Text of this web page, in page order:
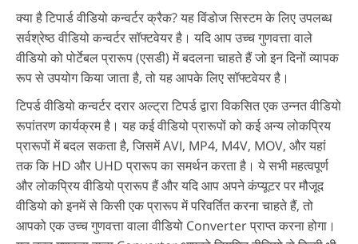
क्या है टिपार्ड वीडियो कन्वर्टर क्रैक? यह विंडोज सिस्टम के लिए उपलब्ध
सर्वश्रेष्ठ वीडियो कन्वर्टर सॉफ्टवेयर है। यदि आप उच्च गुणवत्ता वाले
वीडियो को पोर्टेबल प्रारूप (एसडी) में बदलना चाहते हैं जो इन दिनों व्यापक
रूप से उपयोग किया जाता है, तो यह आपके लिए सॉफ्टवेयर है।
टिपर्ड वीडियो कन्वर्टर दरार अल्ट्रा टिपर्ड द्वारा विकसित एक उन्नत वीडियो
रूपांतरण कार्यक्रम है। यह कई वीडियो प्रारूपों को कई अन्य लोकप्रिय
प्रारूपों में बदल सकता है, जिसमें AVI, MP4, M4V, MOV, और यहां
तक कि HD और UHD प्रारूप का समर्थन करता है। ये सभी महत्वपूर्ण
और लोकप्रिय वीडियो प्रारूप हैं और यदि आप अपने कंप्यूटर पर मौजूद
वीडियो को इनमें से किसी एक प्रारूप में परिवर्तित करना चाहते हैं, तो
आपको एक उच्च गुणवत्ता वाला वीडियो Converter प्राप्त करना होगा।